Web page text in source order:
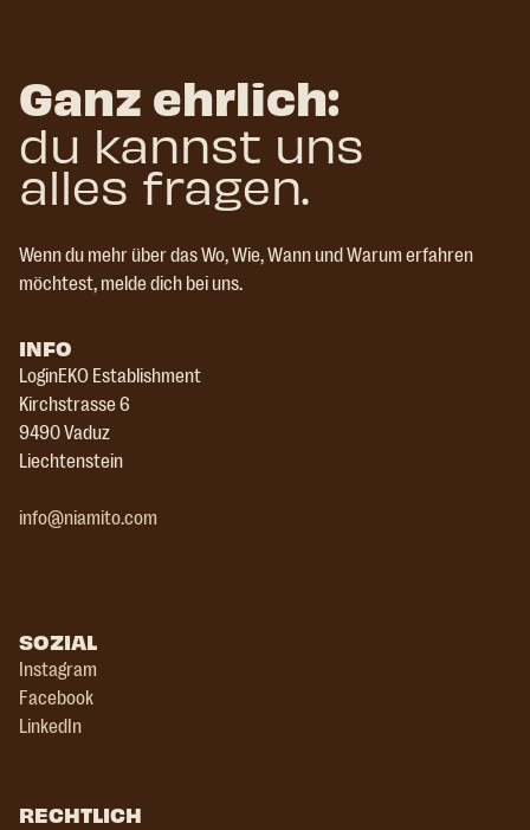
Ganz ehrlich:
du kannst uns
alles fragen.
Wenn du mehr über das Wo, Wie, Wann und Warum erfahren
möchtest, melde dich bei uns.
INFO
LoginEKO Establishment
Kirchstrasse 6
9490 Vaduz
Liechtenstein
info@niamito.com
SOZIAL
Instagram
Facebook
LinkedIn
RECHTLICH